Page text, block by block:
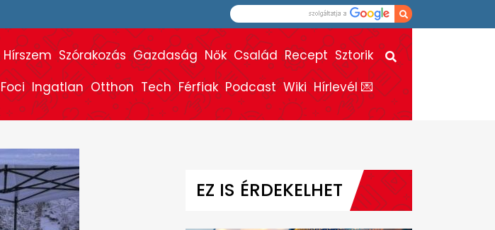
Hírszem Szórakozás Gazdaság Nők Család Recept Sztorik
Foci Ingatlan Otthon Tech Férfiak Podcast Wiki Hírlevél 💌
EZ IS ÉRDEKELHET